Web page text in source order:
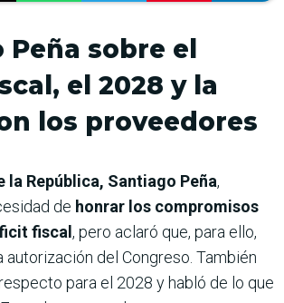
Peña sobre el
el 2028 y la
los proveedores
la República, Santiago Peña,
de honrar los compromisos
fiscal, pero aclaró que, para ello,
autorización del Congreso. También
para el 2028 y habló de lo que